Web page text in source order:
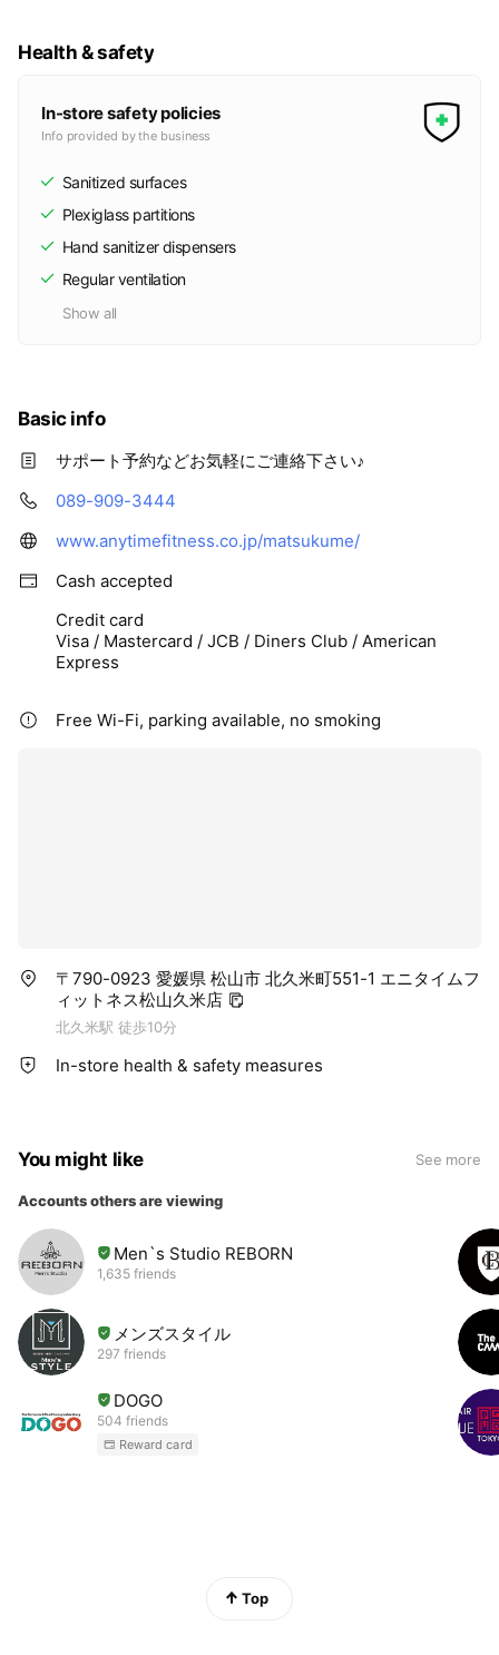
Health & safety
In-store safety policies
Info provided by the business
Sanitized surfaces
Plexiglass partitions
Hand sanitizer dispensers
Regular ventilation
Show all
Basic info
サポート予約などお気軽にご連絡下さい♪
089-909-3444
www.anytimefitness.co.jp/matsukume/
Cash accepted
Credit card
Visa / Mastercard / JCB / Diners Club / American
Express
Free Wi-Fi, parking available, no smoking
〒790-0923 愛媛県 松山市 北久米町551-1 エニタイムフ
ィットネス松山久米店
北久米駅 徒歩10分
In-store health & safety measures
You might like See more
Accounts others are viewing
Men`s Studio REBORN
1,635 friends
メンズスタイル
297 friends
DOGO
504 friends
Reward card
Top